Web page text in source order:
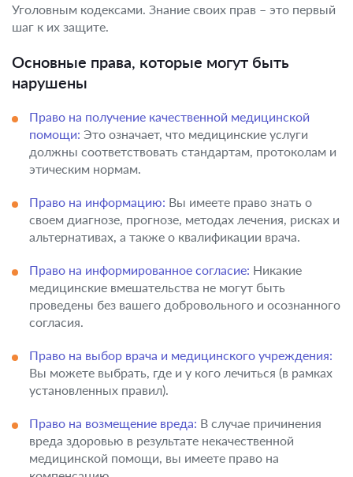
Уголовным кодексами. Знание своих прав – это первый
шаг к их защите.
Основные права, которые могут быть
нарушены
Право на получение качественной медицинской
помощи: Это означает, что медицинские услуги
должны соответствовать стандартам, протоколам и
этическим нормам.
Право на информацию: Вы имеете право знать о
своем диагнозе, прогнозе, методах лечения, рисках и
альтернативах, а также о квалификации врача.
Право на информированное согласие: Никакие
медицинские вмешательства не могут быть
проведены без вашего добровольного и осознанного
согласия.
Право на выбор врача и медицинского учреждения:
Вы можете выбрать, где и у кого лечиться (в рамках
установленных правил).
Право на возмещение вреда: В случае причинения
вреда здоровью в результате некачественной
медицинской помощи, вы имеете право на